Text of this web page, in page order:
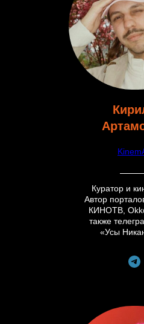
Куратор и
Автор
КИНОТВ,
также
«Усы